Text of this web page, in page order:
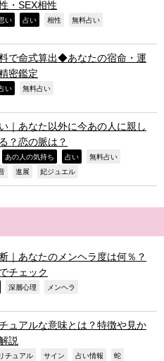
・SEX相性
い 占い 相性 無料占い
で命式算出◆あなたの宿命・運
密鑑定
い 無料占い
｜あなた以外に今あの人に親し
？恋の脈は？
あの人の気持ち 占い 無料占い
進展 妃ジュエル
｜あなたのメンヘラ度は何％？
チェック
深層心理 メンヘラ
ュアルな意味とは？特徴や見か
説
チュアル サイン 占い情報 蛇